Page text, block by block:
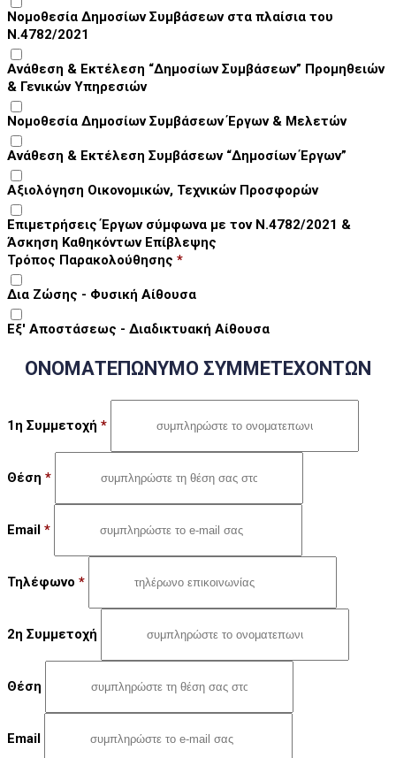
Νομοθεσία Δημοσίων Συμβάσεων στα πλαίσια του
Ν.4782/2021
Ανάθεση & Εκτέλεση “Δημοσίων Συμβάσεων” Προμηθειών
& Γενικών Υπηρεσιών
Νομοθεσία Δημοσίων Συμβάσεων Έργων & Μελετών
Ανάθεση & Εκτέλεση Συμβάσεων “Δημοσίων Έργων”
Αξιολόγηση Οικονομικών, Τεχνικών Προσφορών
Επιμετρήσεις Έργων σύμφωνα με τον Ν.4782/2021 &
Άσκηση Καθηκόντων Επίβλεψης
Τρόπος Παρακολούθησης *
Δια Ζώσης - Φυσική Αίθουσα
Εξ' Αποστάσεως - Διαδικτυακή Αίθουσα
ΟΝΟΜΑΤΕΠΩΝΥΜΟ ΣΥΜΜΕΤΕΧΟΝΤΩΝ
1η Συμμετοχή *
Θέση *
Email *
Τηλέφωνο *
2η Συμμετοχή
Θέση
Email